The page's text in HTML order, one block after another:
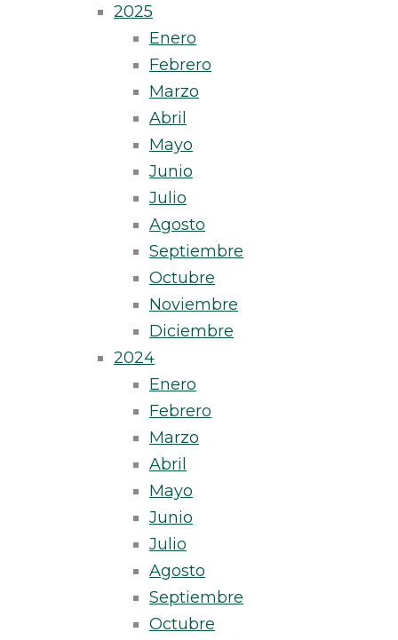
2025
Enero
Febrero
Marzo
Abril
Mayo
Junio
Julio
Agosto
Septiembre
Octubre
Noviembre
Diciembre
2024
Enero
Febrero
Marzo
Abril
Mayo
Junio
Julio
Agosto
Septiembre
Octubre